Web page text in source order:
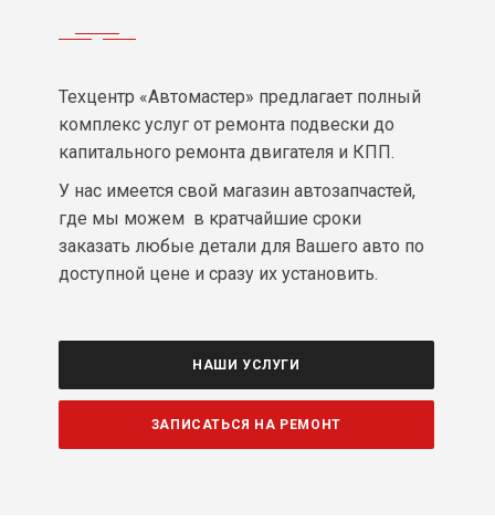
Техцентр «Автомастер» предлагает полный
комплекс услуг от ремонта подвески до
капитального ремонта двигателя и КПП.
У нас имеется свой магазин автозапчастей,
где мы можем в кратчайшие сроки
заказать любые детали для Вашего авто по
доступной цене и сразу их установить.
НАШИ УСЛУГИ
ЗАПИСАТЬСЯ НА РЕМОНТ